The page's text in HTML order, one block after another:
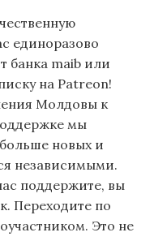
единоразово
банка maib или
на Patreon!
Молдовы к
мы
новых и
независимыми.
поддержите, вы
Переходите по
Это не